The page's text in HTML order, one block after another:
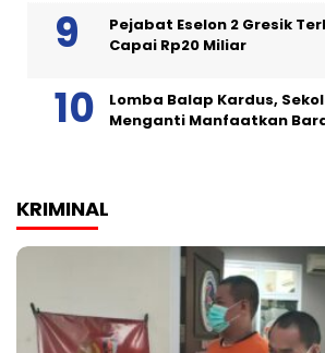
Pejabat Eselon 2 Gresik
Capai Rp20 Miliar
Lomba Balap Kardus,
Menganti Manfaatkan
KRIMINAL